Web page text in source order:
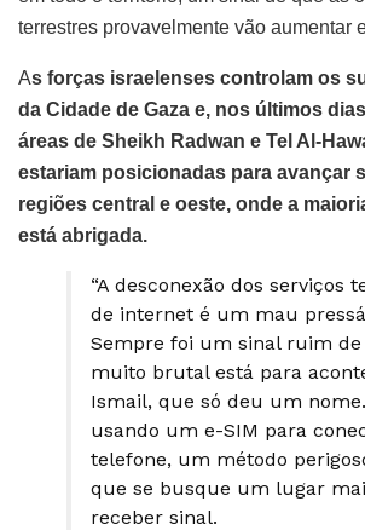
terrestres provavelmente vão aumentar
As forças israelenses controlam os
da Cidade de Gaza e, nos últimos
áreas de Sheikh Radwan e Tel Al-
estariam posicionadas para avançar
regiões central e oeste, onde a
está abrigada.
“A desconexão dos serviços
de internet é um mau
Sempre foi um sinal ruim de
muito brutal está para
Ismail, que só deu um
usando um e-SIM para
telefone, um método
que se busque um lugar
receber sinal.